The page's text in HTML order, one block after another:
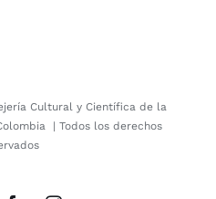
Cultural y Científica de la
| Todos los derechos